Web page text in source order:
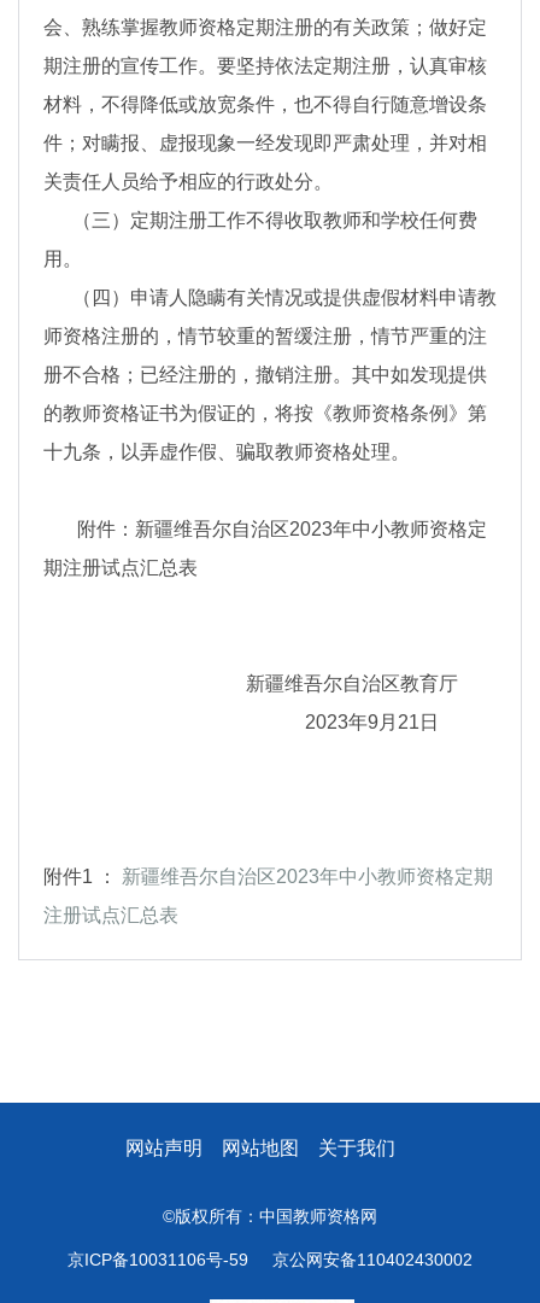
会、熟练掌握教师资格定期注册的有关政策；做好定
期注册的宣传工作。要坚持依法定期注册，认真审核
材料，不得降低或放宽条件，也不得自行随意增设条
件；对瞒报、虚报现象一经发现即严肃处理，并对相
关责任人员给予相应的行政处分。
（三）定期注册工作不得收取教师和学校任何费
用。
（四）申请人隐瞒有关情况或提供虚假材料申请教
师资格注册的，情节较重的暂缓注册，情节严重的注
册不合格；已经注册的，撤销注册。其中如发现提供
的教师资格证书为假证的，将按《教师资格条例》第
十九条，以弄虚作假、骗取教师资格处理。
附件：新疆维吾尔自治区2023年中小教师资格定
期注册试点汇总表
新疆维吾尔自治区教育厅
2023年9月21日
附件1 ： 新疆维吾尔自治区2023年中小教师资格定期
注册试点汇总表
网站声明 网站地图 关于我们
©版权所有：中国教师资格网
京ICP备10031106号-59 京公网安备110402430002